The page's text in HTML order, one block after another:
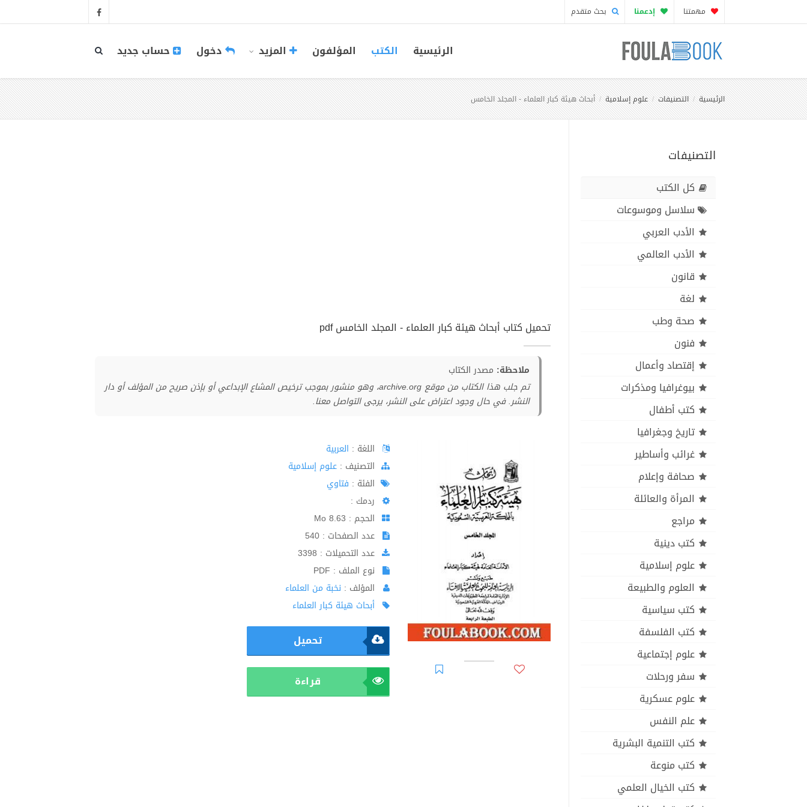
مهمتنا إدعمنا بحث متقدم
الرئيسية الكتب المؤلفون المزيد دخول حساب جديد
الرئيسية التصنيفات علوم إسلامية أبحاث هيئة كبار العلماء - المجلد الخامس
التصنيفات
كل الكتب
سلاسل وموسوعات
الأدب العربي
الأدب العالمي
قانون
لغة
صحة وطب
فنون
إقتصاد وأعمال
بيوغرافيا ومذكرات
كتب أطفال
تاريخ وجغرافيا
غرائب وأساطير
صحافة وإعلام
المرأة والعائلة
مراجع
كتب دينية
علوم إسلامية
العلوم والطبيعة
كتب سياسية
كتب الفلسفة
علوم إجتماعية
سفر ورحلات
علوم عسكرية
علم النفس
كتب التنمية البشرية
كتب منوعة
كتب الخيال العلمي
تحميل كتاب أبحاث هيئة كبار العلماء - المجلد الخامس pdf
ملاحظة: مصدر الكتاب
تم جلب هذا الكتاب من موقع archive.org، وهو منشور بموجب ترخيص المشاع الإبداعي أو بإذن صريح من المؤلف أو دار
النشر. في حال وجود اعتراض على النشر، يرجى التواصل معنا.
اللغة : العربية
اﻟﺘﺼﻨﻴﻒ : علوم إسلامية
الفئة : فتاوي
ردمك :
الحجم : 8.63 Mo
عدد الصفحات : 540
عدد التحميلات : 3398
نوع الملف : PDF
المؤلف : نخبة من العلماء
أبحاث هيئة كبار العلماء
تحميل
قراءة